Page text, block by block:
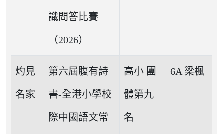
識問答比賽
（2026）
灼見
名家
第六屆腹有詩
書-全港小學校
際中國語文常
高小 團
體第九
名
6A 梁楓